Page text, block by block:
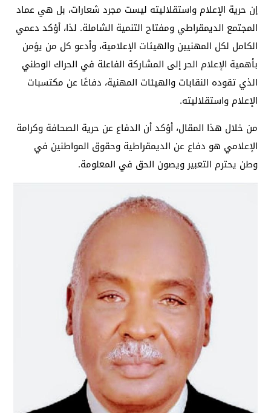
إن حرية الإعلام واستقلاليته ليست مجرد شعارات، بل هي عماد
المجتمع الديمقراطي ومفتاح التنمية الشاملة. لذا، أؤكد دعمي
الكامل لكل المهنيين والهيئات الإعلامية، وأدعو كل من يؤمن
بأهمية الإعلام الحر إلى المشاركة الفاعلة في الحراك الوطني
الذي تقوده النقابات والهيئات المهنية، دفاعًا عن مكتسبات
الإعلام واستقلاليته.
من خلال هذا المقال، أؤكد أن الدفاع عن حرية الصحافة وكرامة
الإعلامي هو دفاع عن الديمقراطية وحقوق المواطنين في
وطن يحترم التعبير ويصون الحق في المعلومة.